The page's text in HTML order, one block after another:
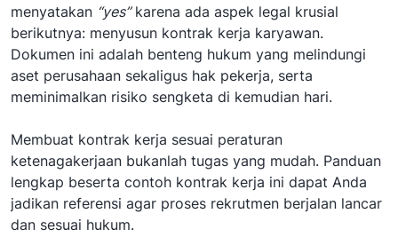
menyatakan “yes”karena ada aspek legal krusial
berikutnya: menyusun kontrak kerja karyawan.
Dokumen ini adalah benteng hukum yang melindungi
aset perusahaan sekaligus hak pekerja, serta
meminimalkan risiko sengketa di kemudian hari.
Membuat kontrak kerja sesuai peraturan
ketenagakerjaan bukanlah tugas yang mudah. Panduan
lengkap beserta contoh kontrak kerja ini dapat Anda
jadikan referensi agar proses rekrutmen berjalan lancar
dan sesuai hukum.